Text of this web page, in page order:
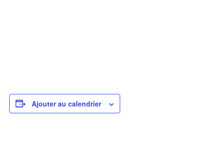
Ajouter au calendrier